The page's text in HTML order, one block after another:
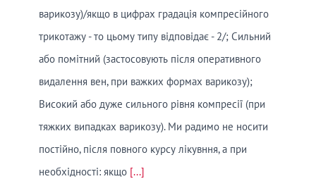
варикозу)/якщо в цифрах градація компресійного
трикотажу - то цьому типу відповідає - 2/; Сильний
або помітний (застосовують після оперативного
видалення вен, при важких формах варикозу);
Високий або дуже сильного рівня компресії (при
тяжких випадках варикозу). Ми радимо не носити
постійно, після повного курсу лікувння, а при
необхідності: якщо [...]